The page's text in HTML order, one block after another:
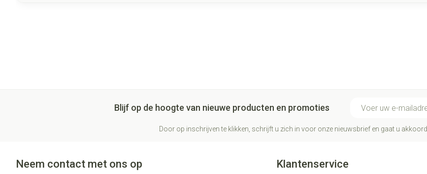
Blijf op de hoogte van nieuwe producten en promoties
Door op inschrijven te klikken, schrijft u zich in voor onze nieuwsbrief en gaat u
Neem contact met ons op Klantenservice